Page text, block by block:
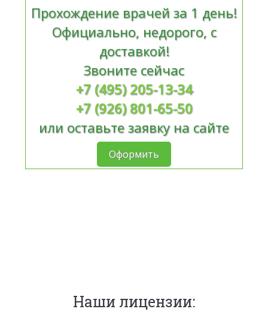
Прохождение врачей за 1 день!
Официально, недорого, с
доставкой!
Звоните сейчас
+7 (495) 205-13-34
+7 (926) 801-65-50
или оставьте заявку на сайте
Оформить
Наши лицензии: